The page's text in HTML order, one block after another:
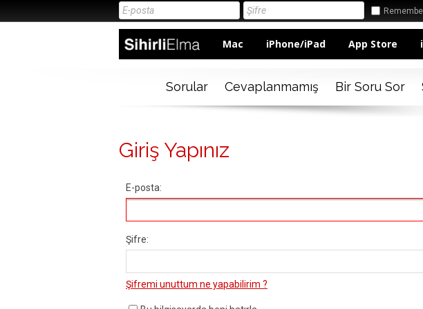
Mac iPhone/iPad App Store
Sorular Cevaplanmamış Bir Soru Sor
Giriş Yapınız
E-posta:
Şifre:
Şifremi unuttum ne yapabilirim ?